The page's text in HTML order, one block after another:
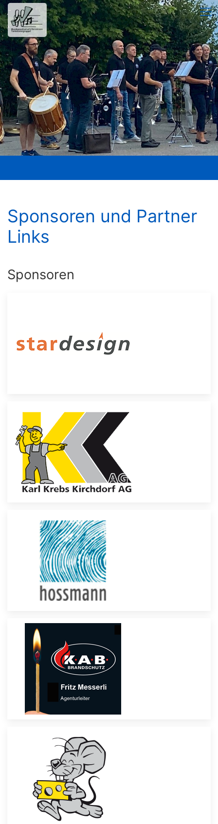
Sponsoren und Partner
Links
Sponsoren